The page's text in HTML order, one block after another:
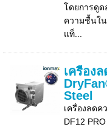
โดยการดูด
ความชื้นใน
แท็...
เครื่อง
Steel
เครื่องลดค
DF12